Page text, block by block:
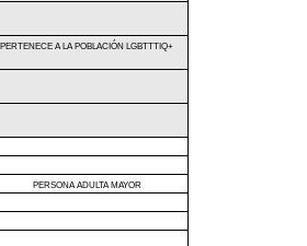
PERTENECE A LA POBLACIÓN LGBTTTIQ+
PERSONA ADULTA MAYOR